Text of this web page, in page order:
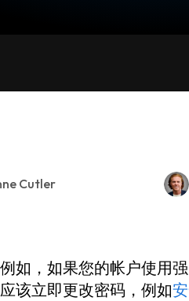
Cutler
如，如果您的帐户使用
该立即更改密码，例如